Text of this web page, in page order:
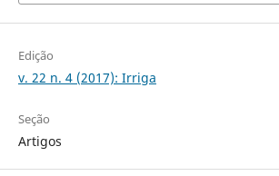
Edição
v. 22 n. 4 (2017): Irriga
Seção
Artigos